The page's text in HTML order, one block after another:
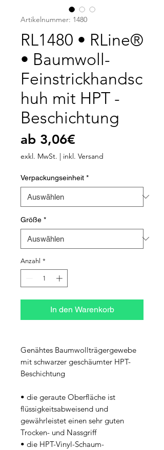
Artikelnummer: 1480
RL1480 • RLine®
• Baumwoll-
Feinstrickhandsc
huh mit HPT -
Beschichtung
ab 3,06€
Preis
exkl. MwSt. | inkl. Versand
Verpackungseinheit *
Größe *
Anzahl *
In den Warenkorb
Genähtes Baumwollträgergewebe
mit schwarzer geschäumter HPT-
Beschichtung
• die geraute Oberfläche ist
flüssigkeitsabweisend und
gewährleistet einen sehr guten
Trocken- und Nassgriff
• die HPT-Vinyl-Schaum-